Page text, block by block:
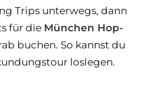
Trips unterwegs, dann
für die München Hop-
buchen. So kannst du
loslegen.